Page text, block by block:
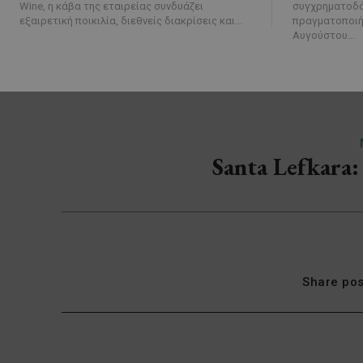
Wine, η κάβα της εταιρείας συνδυάζει
εξαιρετική ποικιλία, διεθνείς διακρίσεις και...
συγχρηματοδότηση
Αυγούστου...